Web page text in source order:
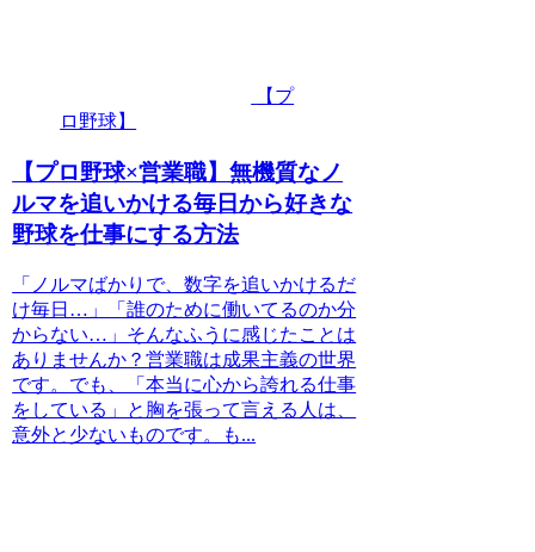
【プ
ロ野球】
【プロ野球×営業職】無機質なノ
ルマを追いかける毎日から好きな
野球を仕事にする方法
「ノルマばかりで、数字を追いかけるだ
け毎日…」「誰のために働いてるのか分
からない…」そんなふうに感じたことは
ありませんか？営業職は成果主義の世界
です。でも、「本当に心から誇れる仕事
をしている」と胸を張って言える人は、
意外と少ないものです。も...